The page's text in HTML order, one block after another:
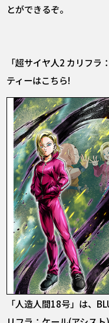
とができるぞ。
「超サイヤ人2 カリフ
ティーはこちら!
「人造人間18号」は、